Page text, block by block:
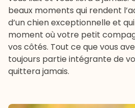
beaux moments qui rendent
d’un chien exceptionnelle et
moment où votre petit
vos côtés. Tout ce que vous
toujours partie intégrante de
quittera jamais.